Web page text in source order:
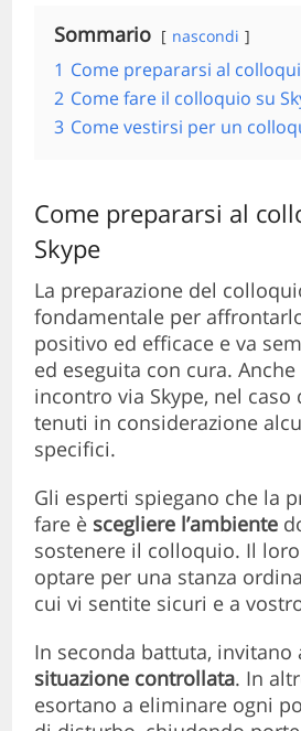
Sommario nascondi
1 Come prepararsi al
2 Come fare il colloquio su
3 Come vestirsi per un
Come prepararsi al
Skype
La preparazione del
fondamentale per
positivo ed efficace e va
ed eseguita con cura.
incontro via Skype, nel caso
tenuti in considerazione
specifici.
Gli esperti spiegano che la
fare è scegliere l’ambiente
sostenere il colloquio. Il
optare per una stanza
cui vi sentite sicuri e a
In seconda battuta, invitano
situazione controllata. In
esortano a eliminare ogni